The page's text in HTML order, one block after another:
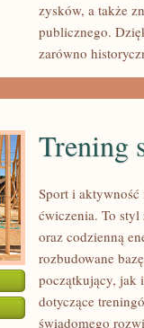
zysków, a także
publicznego.
zarówno
Trening
Sport i
ćwiczenia. To styl
oraz codzienną
rozbudowane
początkujący, jak
dotyczące
świadomego